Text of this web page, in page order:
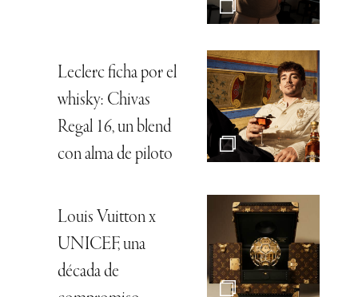
Leclerc ficha por el
whisky: Chivas
Regal 16, un blend
con alma de piloto
Louis Vuitton x
UNICEF, una
década de